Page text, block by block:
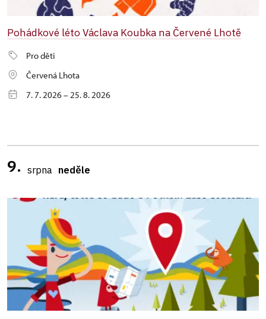
Pohádkové léto Václava Koubka na Červené Lhotě
Pro děti
Červená Lhota
7. 7. 2026 – 25. 8. 2026
9. srpna neděle